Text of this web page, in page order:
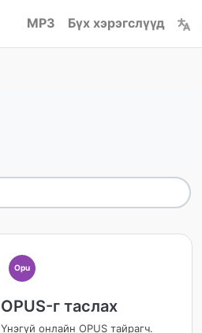
MP3 Бүх хэрэгслүүд
Opu
OPUS-г таслах
Үнэгүй онлайн OPUS тайрагч.